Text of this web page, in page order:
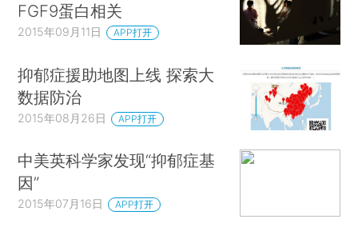
FGF9蛋白相关
2015年09月11日 APP打开
抑郁症援助地图上线 探索大
数据防治
2015年08月26日 APP打开
中美英科学家发现“抑郁症基
因”
2015年07月16日 APP打开